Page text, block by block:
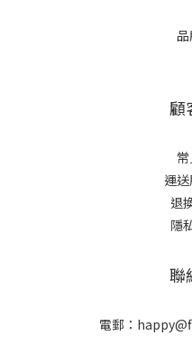
顧
運
退
隱
聯
電郵：